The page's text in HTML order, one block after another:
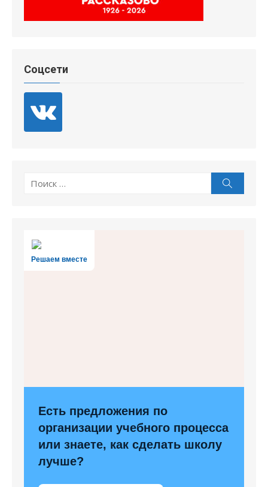
Соцсети
Поиск
Решаем вместе
Есть предложения по
организации учебного процесса
или знаете, как сделать школу
лучше?